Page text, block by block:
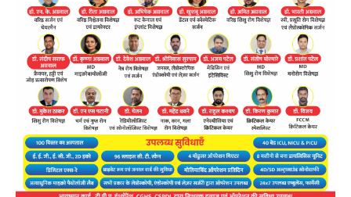
post views20